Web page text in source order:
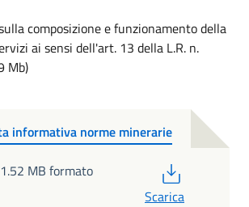
composizione e funzionamento della
ai sensi dell'art. 13 della L.R. n.
Mb)
informativa norme minerarie
MB formato
Scarica